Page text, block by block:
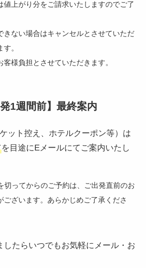
値上がり分をご請求いたしますのでご了
ない場合はキャンセルとさせていただ
。
様負担とさせていただきます。
発1週間前】最終案内
ット控え、ホテルクーポン等）は
を目途にEメールにてご案内いたし
切ってからのご予約は、ご出発直前のお
ございます。あらかじめご了承くださ
したらいつでもお気軽にメール・お